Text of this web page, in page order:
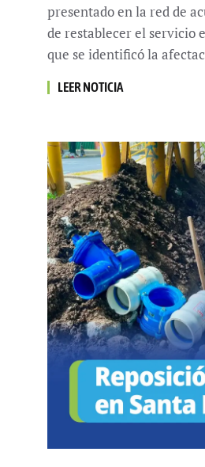
presentado en la red de
de restablecer el servicio
que se identificó la
LEER NOTICIA